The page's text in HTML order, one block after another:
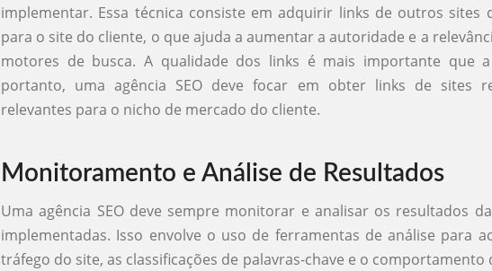
implementar. Essa técnica consiste em adquirir links de outros sites
para o site do cliente, o que ajuda a aumentar a autoridade e a
motores de busca. A qualidade dos links é mais importante que
portanto, uma agência SEO deve focar em obter links de sites
relevantes para o nicho de mercado do cliente.
Monitoramento e Análise de Resultados
Uma agência SEO deve sempre monitorar e analisar os resultados
implementadas. Isso envolve o uso de ferramentas de análise para
tráfego do site, as classificações de palavras-chave e o comportamento